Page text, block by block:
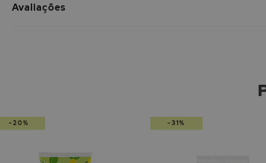
Avaliações
-20% -31%